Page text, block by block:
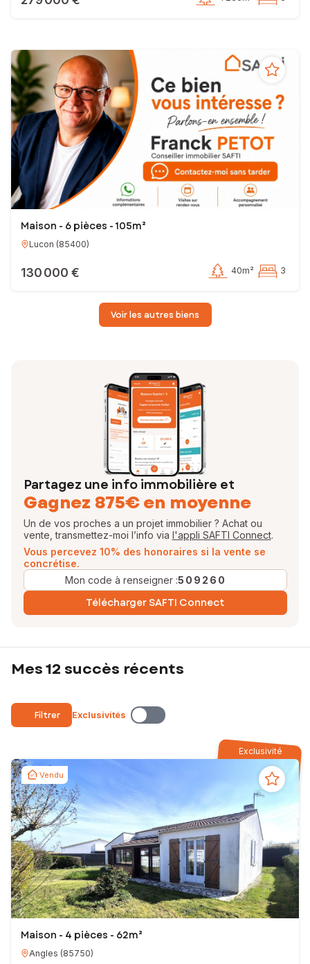
Maison - 6 pièces - 105m²
Lucon (85400)
130 000 € 40m² 3
Voir les autres biens
Partagez une info immobilière et
Gagnez 875€ en moyenne
Un de vos proches a un projet immobilier ? Achat ou
vente, transmettez-moi l’info via l'appli SAFTI Connect.
Vous percevez 10% des honoraires si la vente se
concrétise.
Mon code à renseigner :509260
Télécharger SAFTI Connect
Mes 12 succès récents
Filtrer Exclusivités
Exclusivité
Vendu
Maison - 4 pièces - 62m²
Angles (85750)